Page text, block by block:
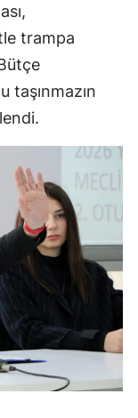
trampa
taşınmazın